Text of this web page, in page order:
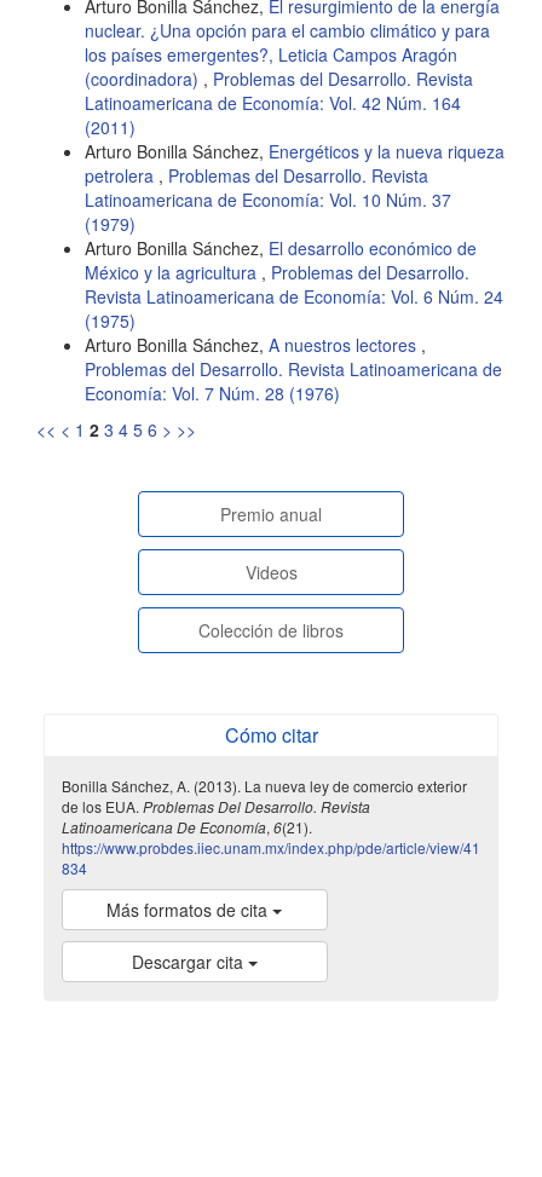
Arturo Bonilla Sánchez, El resurgimiento de la energía
nuclear. ¿Una opción para el cambio climático y para
los países emergentes?, Leticia Campos Aragón
(coordinadora) , Problemas del Desarrollo. Revista
Latinoamericana de Economía: Vol. 42 Núm. 164
(2011)
Arturo Bonilla Sánchez, Energéticos y la nueva riqueza
petrolera , Problemas del Desarrollo. Revista
Latinoamericana de Economía: Vol. 10 Núm. 37
(1979)
Arturo Bonilla Sánchez, El desarrollo económico de
México y la agricultura , Problemas del Desarrollo.
Revista Latinoamericana de Economía: Vol. 6 Núm. 24
(1975)
Arturo Bonilla Sánchez, A nuestros lectores ,
Problemas del Desarrollo. Revista Latinoamericana de
Economía: Vol. 7 Núm. 28 (1976)
<< < 1 2 3 4 5 6 > >>
paginasespeciales
Premio anual
Videos
Colección de libros
Cómo citar
Bonilla Sánchez, A. (2013). La nueva ley de comercio exterior
de los EUA. Problemas Del Desarrollo. Revista
Latinoamericana De Economía, 6(21).
https://www.probdes.iiec.unam.mx/index.php/pde/article/view/41
834
Más formatos de cita
Descargar cita